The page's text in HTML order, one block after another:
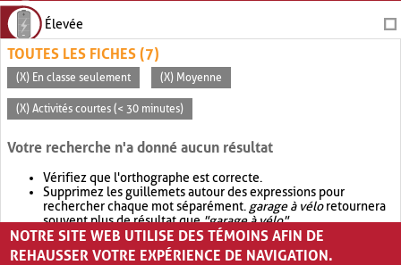
Élevée
TOUTES LES FICHES (7)
(X) En classe seulement (X) Moyenne
(X) Activités courtes (< 30 minutes)
Votre recherche n'a donné aucun résultat
Vérifiez que l'orthographe est correcte.
Supprimez les guillemets autour des expressions pour
rechercher chaque mot séparément. garage à véloretournera
souvent plus de résultat que"garage à vélo".
Envisagez d'élargir votre recherche avec OR.garage OR vélo
retournera souvent plus de résultat quegarage à vélo
NOTRE SITE WEB UTILISE DES TÉMOINS AFIN DE
REHAUSSER VOTRE EXPÉRIENCE DE NAVIGATION.